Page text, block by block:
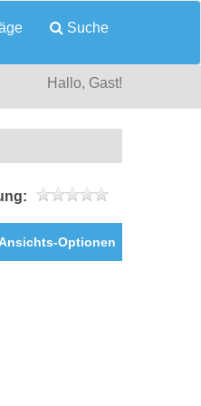
Suche
Hallo, Gast!
Optionen